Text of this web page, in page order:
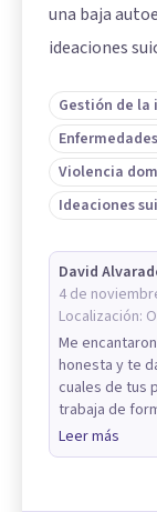
una baja
ideaciones
Gestión de la
Violencia
Ideaciones
David
4 de
Localización:
Me
honesta y te
cuales de tus
trabaja de
Leer más